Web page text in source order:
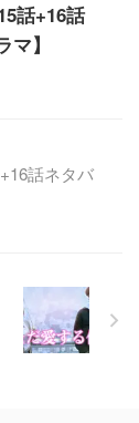
話+16話
】
話ネタバ